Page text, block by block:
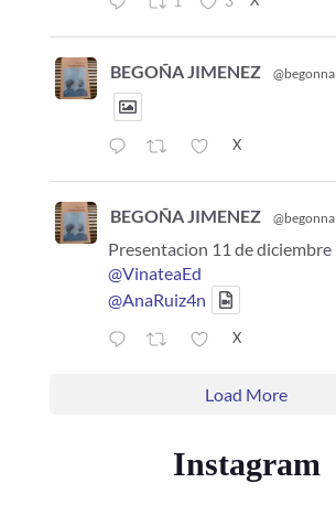
BEGOÑA JIMENEZ @begonna
X
BEGOÑA JIMENEZ @begonna
Presentacion 11 de diciembre
@VinateaEd
@AnaRuiz4n
X
Load More
Instagram